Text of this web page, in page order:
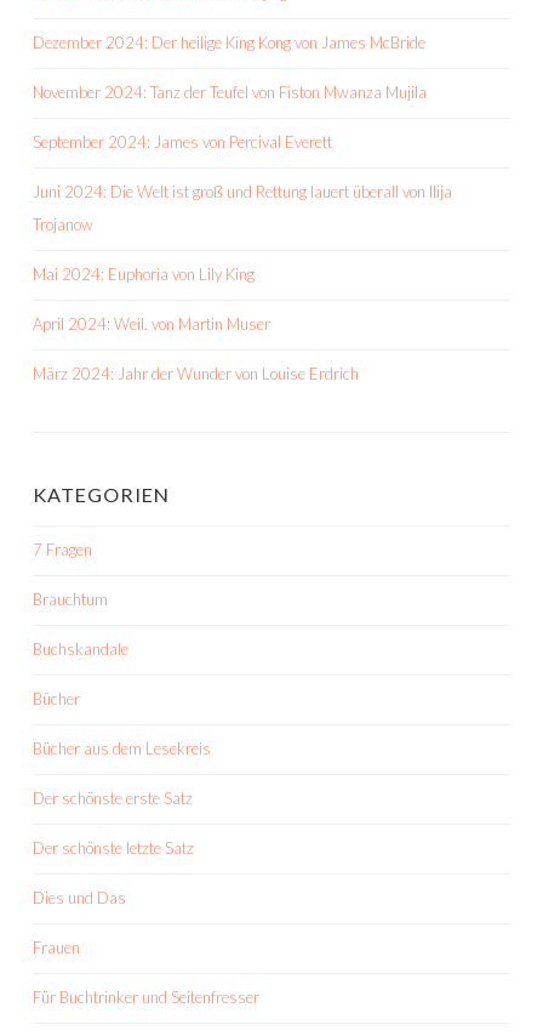
Dezember 2024: Der heilige King Kong von James McBride
November 2024: Tanz der Teufel von Fiston Mwanza Mujila
September 2024: James von Percival Everett
Juni 2024: Die Welt ist groß und Rettung lauert überall von Ilija
Trojanow
Mai 2024: Euphoria von Lily King
April 2024: Weil. von Martin Muser
März 2024: Jahr der Wunder von Louise Erdrich
KATEGORIEN
7 Fragen
Brauchtum
Buchskandale
Bücher
Bücher aus dem Lesekreis
Der schönste erste Satz
Der schönste letzte Satz
Dies und Das
Frauen
Für Buchtrinker und Seitenfresser